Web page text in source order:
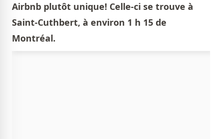
Airbnb plutôt unique! Celle-ci se trouve à
Saint-Cuthbert, à environ 1 h 15 de
Montréal.